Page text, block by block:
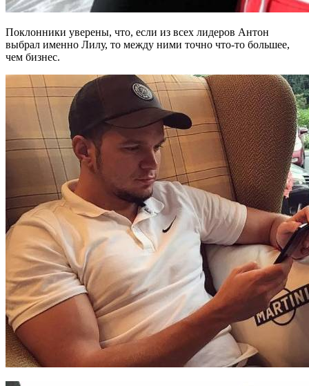
Поклонники уверены, что, если из всех лидеров Антон
выбрал именно Лилу, то между ними точно что-то большее,
чем бизнес.